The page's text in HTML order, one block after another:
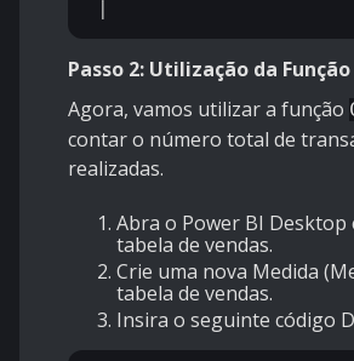
Passo 2: Utilização da
Agora, vamos utilizar a função
contar o número total de
realizadas.
Abra o Power BI Desktop
tabela de vendas.
Crie uma nova Medida
tabela de vendas.
Insira o seguinte código